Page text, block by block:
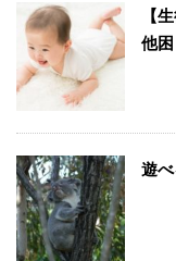
【
他
遊